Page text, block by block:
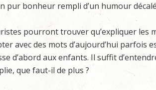
pur bonheur rempli d’un humour
pourront trouver qu’expliquer les
avec des mots d’aujourd’hui parfois
d’abord aux enfants. Il suffit
que faut-il de plus ?